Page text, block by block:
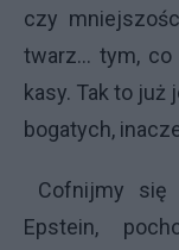
czy
twarz… tym, co
kasy. Tak to
bogatych,
Cofnijmy
Epstein,